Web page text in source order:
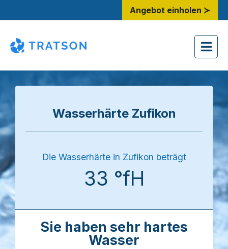
Angebot einholen ≻
Wasserhärte Zufikon
Die Wasserhärte in Zufikon beträgt
33 °fH
Sie haben sehr hartes
Wasser